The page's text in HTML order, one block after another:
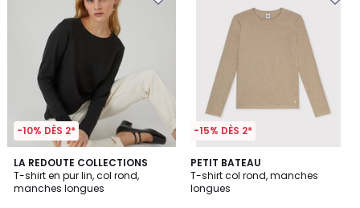
-10% DÈS 2*
LA REDOUTE COLLECTIONS
T-shirt en pur lin, col rond,
manches longues
4,6
/ 5
2
Couleurs
-15% DÈS 2*
PETIT BATEAU
T-shirt col rond, manches
longues